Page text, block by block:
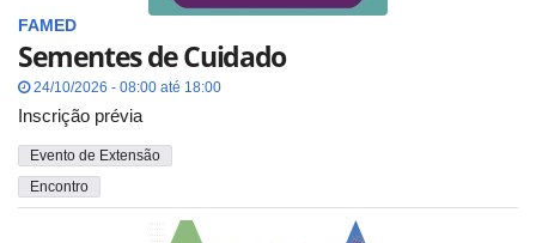
FAMED
Sementes de Cuidado
24/10/2026 - 08:00 até 18:00
Inscrição prévia
Evento de Extensão
Encontro